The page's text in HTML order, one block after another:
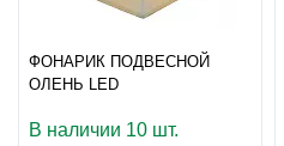
ФОНАРИК ПОДВЕСНОЙ
ОЛЕНЬ LED
В наличии 10 шт.